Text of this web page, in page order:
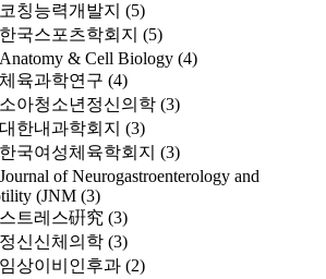
코칭능력개발지 (5)
한국스포츠학회지 (5)
Anatomy & Cell Biology (4)
체육과학연구 (4)
소아청소년정신의학 (3)
대한내과학회지 (3)
한국여성체육학회지 (3)
Journal of Neurogastroenterology and
(JNM (3)
스트레스硏究 (3)
정신신체의학 (3)
임상이비인후과 (2)